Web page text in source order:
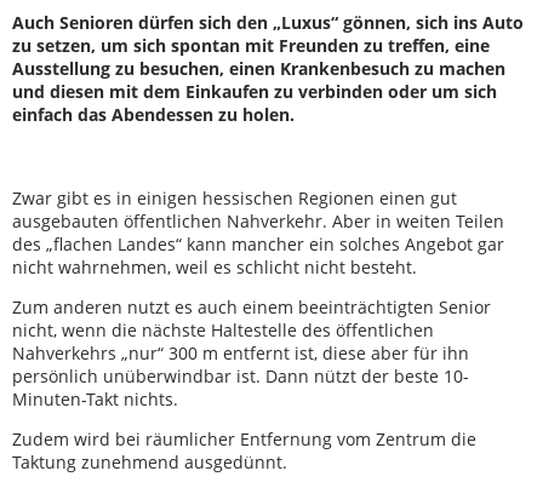
Auch Senioren dürfen sich den „Luxus“ gönnen, sich ins Auto
zu setzen, um sich spontan mit Freunden zu treffen, eine
Ausstellung zu besuchen, einen Krankenbesuch zu machen
und diesen mit dem Einkaufen zu verbinden oder um sich
einfach das Abendessen zu holen.
Zwar gibt es in einigen hessischen Regionen einen gut
ausgebauten öffentlichen Nahverkehr. Aber in weiten Teilen
des „flachen Landes“ kann mancher ein solches Angebot gar
nicht wahrnehmen, weil es schlicht nicht besteht.
Zum anderen nutzt es auch einem beeinträchtigten Senior
nicht, wenn die nächste Haltestelle des öffentlichen
Nahverkehrs „nur“ 300 m entfernt ist, diese aber für ihn
persönlich unüberwindbar ist. Dann nützt der beste 10-
Minuten-Takt nichts.
Zudem wird bei räumlicher Entfernung vom Zentrum die
Taktung zunehmend ausgedünnt.